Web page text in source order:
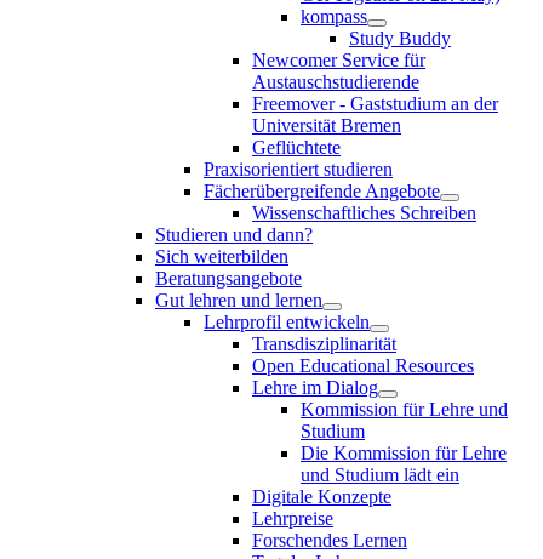
kompass
Study Buddy
Newcomer Service für
Austauschstudierende
Freemover - Gaststudium an der
Universität Bremen
Geflüchtete
Praxisorientiert studieren
Fächerübergreifende Angebote
Wissenschaftliches Schreiben
Studieren und dann?
Sich weiterbilden
Beratungsangebote
Gut lehren und lernen
Lehrprofil entwickeln
Transdisziplinarität
Open Educational Resources
Lehre im Dialog
Kommission für Lehre und
Studium
Die Kommission für Lehre
und Studium lädt ein
Digitale Konzepte
Lehrpreise
Forschendes Lernen